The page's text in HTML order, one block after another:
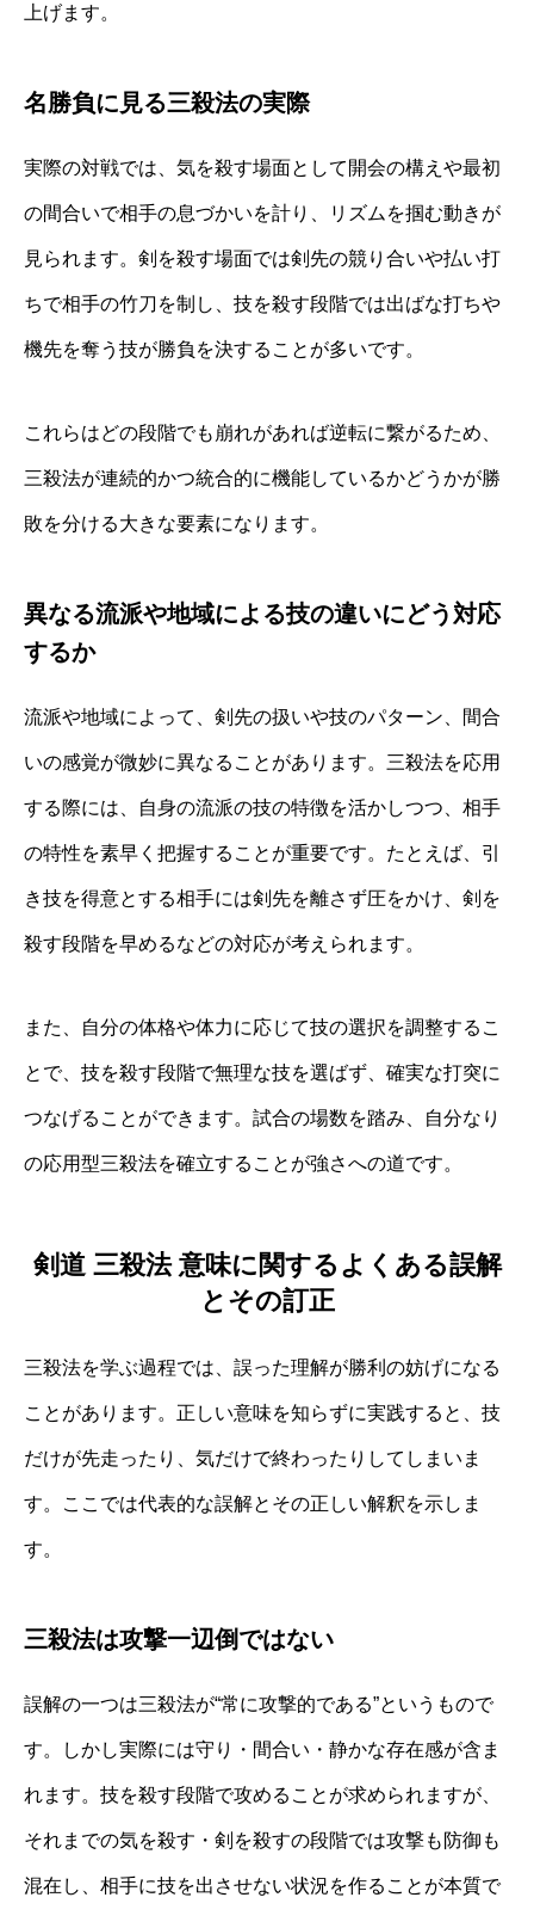
上げます。
名勝負に見る三殺法の実際
実際の対戦では、気を殺す場面として開会の構えや最初
の間合いで相手の息づかいを計り、リズムを掴む動きが
見られます。剣を殺す場面では剣先の競り合いや払い打
ちで相手の竹刀を制し、技を殺す段階では出ばな打ちや
機先を奪う技が勝負を決することが多いです。
これらはどの段階でも崩れがあれば逆転に繋がるため、
三殺法が連続的かつ統合的に機能しているかどうかが勝
敗を分ける大きな要素になります。
異なる流派や地域による技の違いにどう対応
するか
流派や地域によって、剣先の扱いや技のパターン、間合
いの感覚が微妙に異なることがあります。三殺法を応用
する際には、自身の流派の技の特徴を活かしつつ、相手
の特性を素早く把握することが重要です。たとえば、引
き技を得意とする相手には剣先を離さず圧をかけ、剣を
殺す段階を早めるなどの対応が考えられます。
また、自分の体格や体力に応じて技の選択を調整するこ
とで、技を殺す段階で無理な技を選ばず、確実な打突に
つなげることができます。試合の場数を踏み、自分なり
の応用型三殺法を確立することが強さへの道です。
剣道 三殺法 意味に関するよくある誤解
とその訂正
三殺法を学ぶ過程では、誤った理解が勝利の妨げになる
ことがあります。正しい意味を知らずに実践すると、技
だけが先走ったり、気だけで終わったりしてしまいま
す。ここでは代表的な誤解とその正しい解釈を示しま
す。
三殺法は攻撃一辺倒ではない
誤解の一つは三殺法が“常に攻撃的である”というもので
す。しかし実際には守り・間合い・静かな存在感が含ま
れます。技を殺す段階で攻めることが求められますが、
それまでの気を殺す・剣を殺すの段階では攻撃も防御も
混在し、相手に技を出させない状況を作ることが本質で